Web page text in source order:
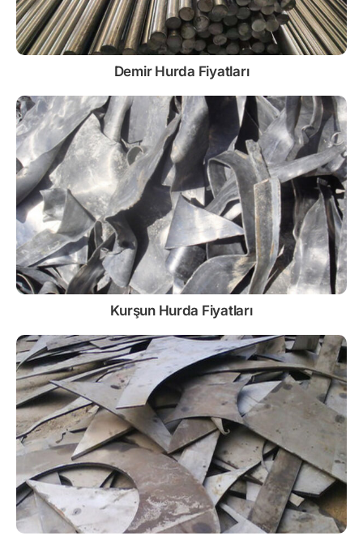
Demir Hurda Fiyatları
Kurşun Hurda Fiyatları